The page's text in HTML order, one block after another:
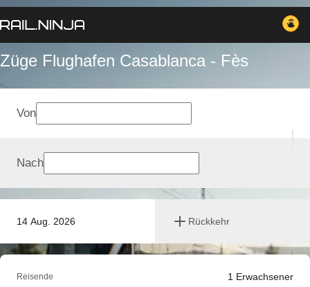
Züge Flughafen Casablanca - Fès
14 Aug. 2026 Rückkehr
Von
Nach
Reisende 1 Erwachsener